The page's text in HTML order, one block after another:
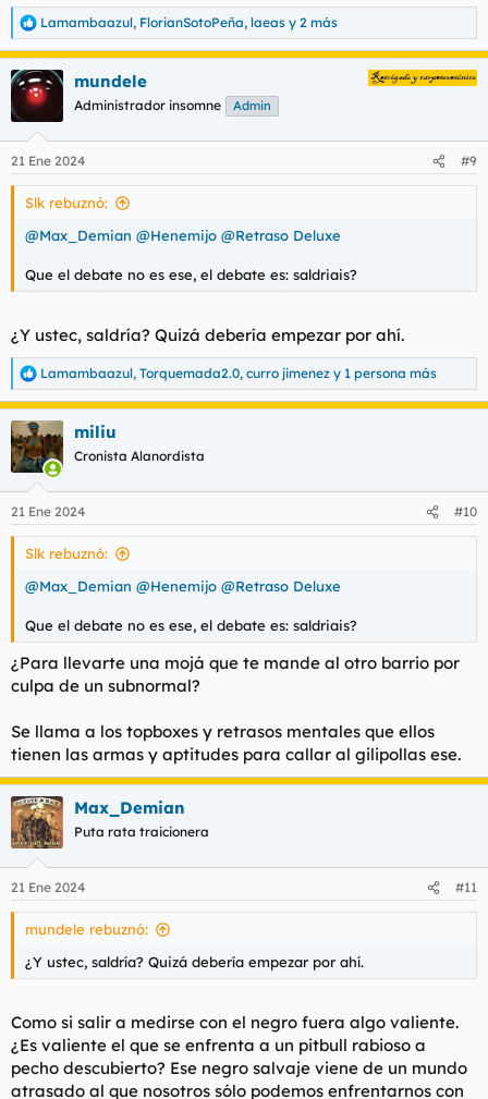
R
e
a
c
i
e
s
Lamambaazul, FlorianSotoPeña, laeas y 2 más
mundele
Administrador insomne Admin
21 Ene 2024 #9
Slk rebuznó:
@Max_Demian @Henemijo @Retraso Deluxe
Que el debate no es ese, el debate es: saldriais?
¿Y ustec, saldría? Quizá debería empezar por ahí.
R
e
a
c
c
i
e
s
Lamambaazul, Torquemada2.0, curro jimenez y 1 persona más
miliu
Cronista Alanordista
21 Ene 2024 #10
Slk rebuznó:
@Max_Demian @Henemijo @Retraso Deluxe
Que el debate no es ese, el debate es: saldriais?
¿Para llevarte una mojá que te mande al otro barrio por
culpa de un subnormal?
Se llama a los topboxes y retrasos mentales que ellos
tienen las armas y aptitudes para callar al gilipollas ese.
Max_Demian
Puta rata traicionera
21 Ene 2024 #11
mundele rebuznó:
¿Y ustec, saldría? Quizá debería empezar por ahí.
Como si salir a medirse con el negro fuera algo valiente.
¿Es valiente el que se enfrenta a un pitbull rabioso a
pecho descubierto? Ese negro salvaje viene de un mundo
atrasado al que nosotros sólo podemos enfrentarnos con